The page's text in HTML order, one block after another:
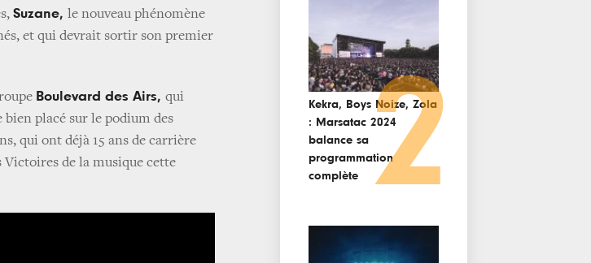
Suzane, le nouveau phénomène
et qui devrait sortir son premier
Boulevard des Airs, qui
placé sur le podium des
qui ont déjà 15 ans de carrière
de la musique cette
Kekra, Boys Noize, Zola
: Marsatac 2024
balance sa
programmation
complète
2